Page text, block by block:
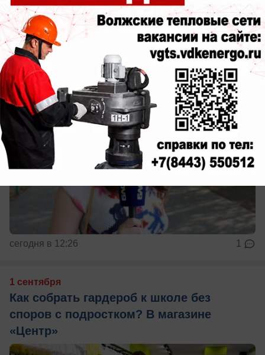
поделились своими летними историями
Довольны ли волжане своим летом?
сегодня в 12:26 1
1 сентября
Как собрать гардероб к школе без
споров с подростком? В магазине
«Центр»